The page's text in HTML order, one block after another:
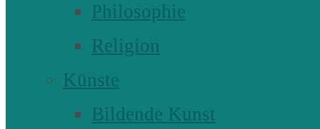
Philosophie
Religion
Künste
Bildende Kunst